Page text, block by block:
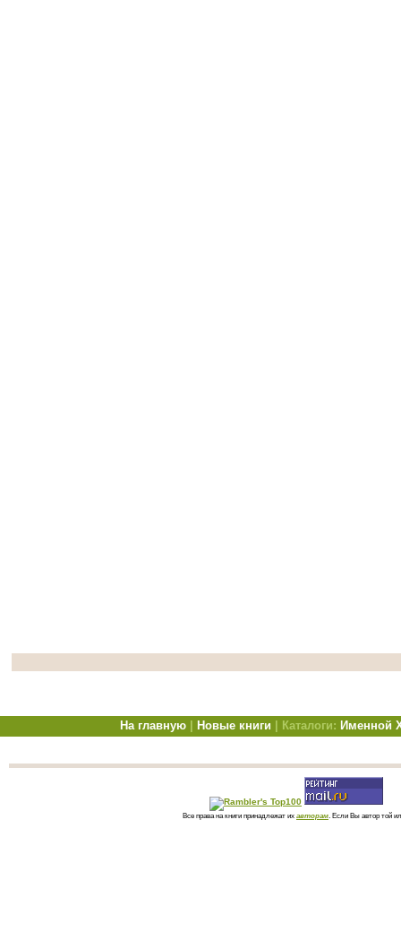
На главную Новые книги | Каталоги: Именной
Все права на книги принадлежат их авторам. Если Вы автор той